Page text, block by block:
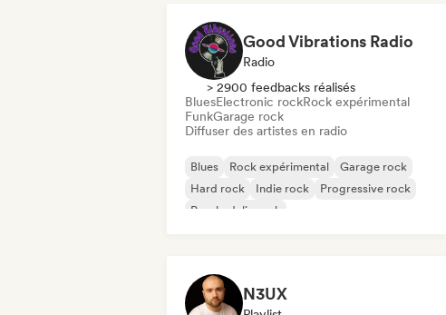
Good Vibrations Radio
Radio
> 2900 feedbacks réalisés
BluesElectronic rockRock expérimental
FunkGarage rock
Diffuser des artistes en radio
Blues Rock expérimental
Garage rock
Hard rock
Indie rock
Progressive rock
Psychedelic rock
N3UX